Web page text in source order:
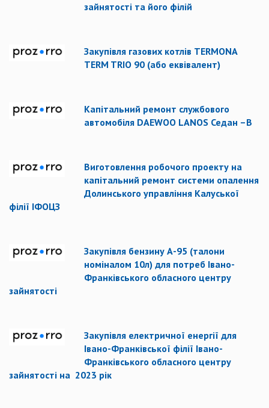
зайнятості та його філій
Закупівля газових котлів TERMONA
TERM TRIO 90 (або еквівалент)
Капітальний ремонт службового
автомобіля DAEWOO LANOS Седан –B
Виготовлення робочого проекту на
капітальний ремонт системи опалення
Долинського управління Калуської
філії ІФОЦЗ
Закупівля бензину А-95 (талони
номіналом 10л) для потреб Івано-
Франківського обласного центру
зайнятості
Закупівля електричної енергії для
Івано-Франківської філії Івано-
Франківського обласного центру
зайнятості на 2023 рік